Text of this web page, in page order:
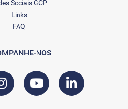
Sociais GCP
Links
FAQ
NOS